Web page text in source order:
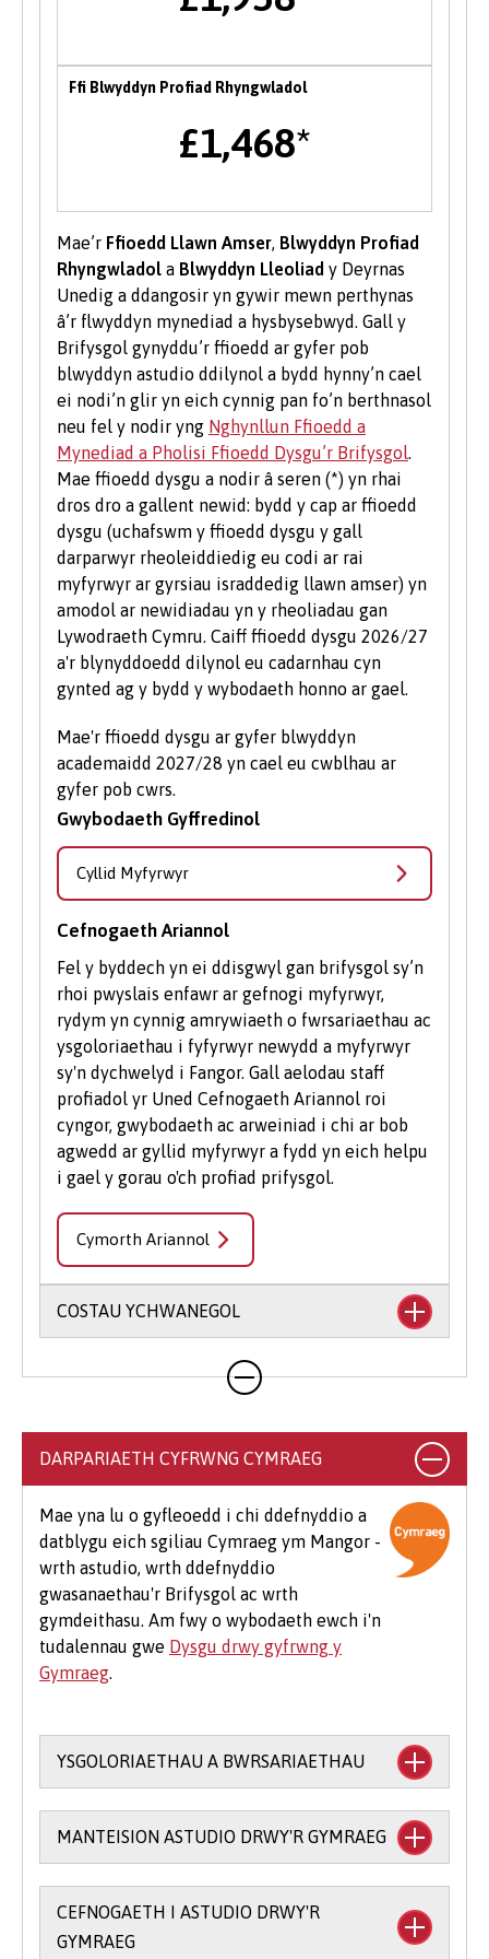
Mae tîm Byddwch Fentrus yn darparu
amrywiaeth o wasanaethau i fyfyrwyr a
ddatblygu eu sgiliau menter neu i’w cefnogi i
Gwirfoddoli i Fyfyrwyr
Mae gwirfoddoli yn brofiad gwerthfawr ac yn
gwella eich sgiliau a'ch cyflogadwyedd.
Dysgwch fwy am gyfleoedd gwirfoddoli ar
wefanUndeb y Myfyrwyr.
Ffi Blwyddyn Profiad Rhyngwladol
£1,468*
Mae’r Ffioedd Llawn Amser, Blwyddyn Profiad
Rhyngwladol a Blwyddyn Lleoliad y Deyrnas
Unedig a ddangosir yn gywir mewn perthynas
â’r flwyddyn mynediad a hysbysebwyd. Gall y
Brifysgol gynyddu’r ffioedd ar gyfer pob
blwyddyn astudio ddilynol a bydd hynny’n cael
ei nodi’n glir yn eich cynnig pan fo’n berthnasol
neu fel y nodir yng Nghynllun Ffioedd a
Mynediad a Pholisi Ffioedd Dysgu’r Brifysgol.
Mae ffioedd dysgu a nodir â seren (*) yn rhai
dros dro a gallent newid: bydd y cap ar ffioedd
dysgu (uchafswm y ffioedd dysgu y gall
darparwyr rheoleiddiedig eu codi ar rai
myfyrwyr ar gyrsiau israddedig llawn amser) yn
amodol ar newidiadau yn y rheoliadau gan
Lywodraeth Cymru. Caiff ffioedd dysgu 2026/27
a'r blynyddoedd dilynol eu cadarnhau cyn
gynted ag y bydd y wybodaeth honno ar gael.
Mae'r ffioedd dysgu ar gyfer blwyddyn
academaidd 2027/28 yn cael eu cwblhau ar
gyfer pob cwrs.
Gwybodaeth Gyffredinol
Cyllid Myfyrwyr
Cefnogaeth Ariannol
Fel y byddech yn ei ddisgwyl gan brifysgol sy’n
rhoi pwyslais enfawr ar gefnogi myfyrwyr,
rydym yn cynnig amrywiaeth o fwrsariaethau ac
ysgoloriaethau i fyfyrwyr newydd a myfyrwyr
sy'n dychwelyd i Fangor. Gall aelodau staff
profiadol yr Uned Cefnogaeth Ariannol roi
cyngor, gwybodaeth ac arweiniad i chi ar bob
agwedd ar gyllid myfyrwyr a fydd yn eich helpu
i gael y gorau o'ch profiad prifysgol.
Cymorth Ariannol
COSTAU YCHWANEGOL
Mae'n debygol y bydd eich cwrs yn cynnwys
costau ychwanegol nad ydynt wedi'u cynnwys
dewisol a meddalwedd.
Mae hefyd rai costau ychwanegol cyffredin sy'n
debygol o godi i fyfyrwyr ar bob cwrs, er
enghraifft os byddwch yn mynychu eich
Seremoni Raddio, bydd cost am logi gŵn (£25-
£75) a chost am docynnau gwestai ychwanegol
DARPARIAETH CYFRWNG CYMRAEG
Mae yna lu o gyfleoedd i chi ddefnyddio a
datblygu eich sgiliau Cymraeg ym Mangor -
wrth astudio, wrth ddefnyddio
gwasanaethau'r Brifysgol ac wrth
gymdeithasu. Am fwy o wybodaeth ewch i'n
tudalennau gwe Dysgu drwy gyfrwng y
Gymraeg.
YSGOLORIAETHAU A BWRSARIAETHAU
Mae cefnogaeth ariannol ar gael i astudio
trwy gyfrwng y Gymraeg:
Prif Ysgoloriaeth y Coleg Cymraeg
Cenedlaethol (mae gofyn i chi sefyll
arholiad Ysgoloriaeth Mynediad Bangor) -
MANTEISION ASTUDIO DRWY'R GYMRAEG
Mae ysgoloriaethau a bwrsariaethau ar
gael am astudio rhan o’ch cwrs drwy’r
CEFNOGAETH I ASTUDIO DRWY'R
GYMRAEG